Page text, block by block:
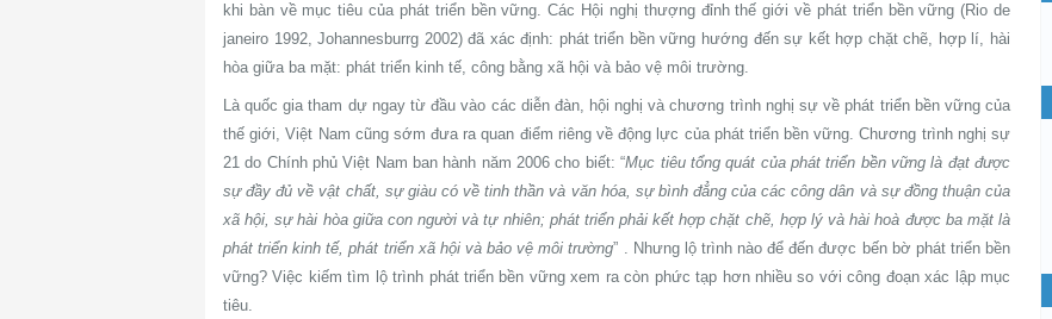
khi bàn về mục tiêu của phát triển bền vững. Các Hội nghị thượng đỉnh thế giới về phát triển bền vững (Rio de
janeiro 1992, Johannesburrg 2002) đã xác định: phát triển bền vững hướng đến sự kết hợp chặt chẽ, hợp lí, hài
hòa giữa ba mặt: phát triển kinh tế, công bằng xã hội và bảo vệ môi trường.
Là quốc gia tham dự ngay từ đầu vào các diễn đàn, hội nghị và chương trình nghị sự về phát triển bền vững của
thế giới, Việt Nam cũng sớm đưa ra quan điểm riêng về động lực của phát triển bền vững. Chương trình nghị sự
21 do Chính phủ Việt Nam ban hành năm 2006 cho biết: “Mục tiêu tổng quát của phát triển bền vững là đạt được
sự đầy đủ về vật chất, sự giàu có về tinh thần và văn hóa, sự bình đẳng của các công dân và sự đồng thuận của
xã hội, sự hài hòa giữa con người và tự nhiên; phát triển phải kết hợp chặt chẽ, hợp lý và hài hoà được ba mặt là
phát triển kinh tế, phát triển xã hội và bảo vệ môi trường” . Nhưng lộ trình nào để đến được bến bờ phát triển bền
vững? Việc kiếm tìm lộ trình phát triển bền vững xem ra còn phức tạp hơn nhiều so với công đoạn xác lập mục
tiêu.